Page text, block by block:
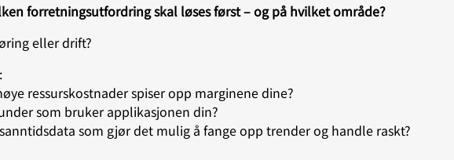
forretningsutfordring skal løses først – og på hvilket område?
eller drift?
ressurskostnader spiser opp marginene dine?
som bruker applikasjonen din?
som gjør det mulig å fange opp trender og handle raskt?